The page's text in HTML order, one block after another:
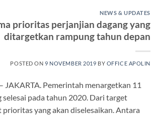
NEWS & UPDATES
prioritas perjanjian dagang yang
ditargetkan rampung tahun depan
POSTED ON9 NOVEMBER 2019 BY OFFICE APOLIN
JAKARTA. Pemerintah menargetkan 11
selesai pada tahun 2020. Dari target
yang akan diselesaikan. Antara